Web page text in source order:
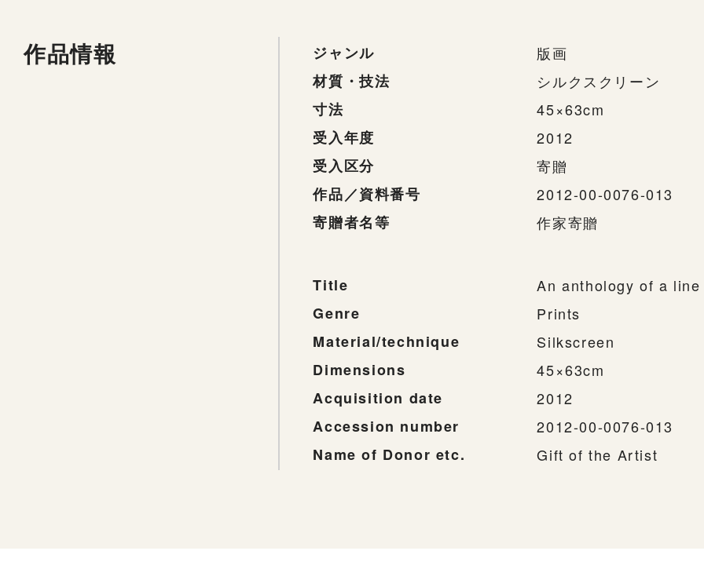
作品情報 ジャンル
版画
材質・技法
シルクスクリーン
寸法
45×63cm
受入年度
2012
受入区分
寄贈
作品／資料番号
2012-00-0076-013
寄贈者名等
作家寄贈
Title
An anthology of a
Genre
Prints
Material/technique
Silkscreen
Dimensions
45×63cm
Acquisition date
2012
Accession number
2012-00-0076-013
Name of Donor etc.
Gift of the Artist